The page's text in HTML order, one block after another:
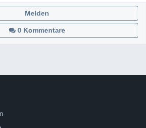
0 Kommentare
Melden